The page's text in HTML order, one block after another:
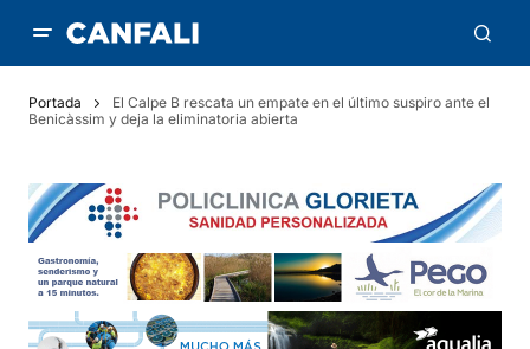
Portada
El Calpe B rescata un empate en el último suspiro ante el
Benicàssim y deja la eliminatoria abierta